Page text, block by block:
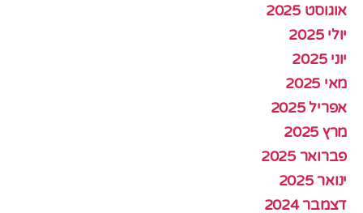
אוגוסט 2025
יולי 2025
יוני 2025
מאי 2025
אפריל 2025
מרץ 2025
פברואר 2025
ינואר 2025
דצמבר 2024